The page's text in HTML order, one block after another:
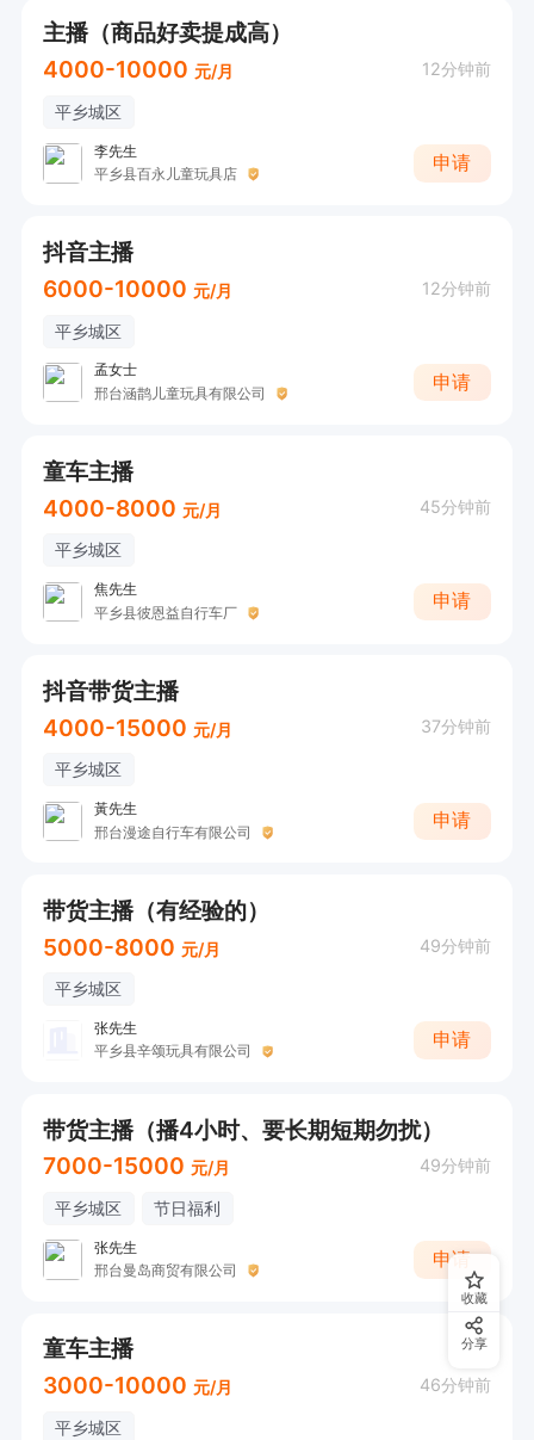
主播（商品好卖提成高）
4000-10000 元/月 12分钟前
平乡城区
李先生
平乡县百永儿童玩具店
申请
抖音主播
6000-10000 元/月 12分钟前
平乡城区
孟女士
邢台涵鹊儿童玩具有限公司
申请
童车主播
4000-8000 元/月 45分钟前
平乡城区
焦先生
平乡县彼恩益自行车厂
申请
抖音带货主播
4000-15000 元/月 37分钟前
平乡城区
黃先生
邢台漫途自行车有限公司
申请
带货主播（有经验的）
5000-8000 元/月 49分钟前
平乡城区
张先生
平乡县辛颂玩具有限公司
申请
带货主播（播4小时、要长期短期勿扰）
7000-15000 元/月 49分钟前
平乡城区 节日福利
张先生
邢台曼岛商贸有限公司
申请
童车主播
3000-10000 元/月 46分钟前
平乡城区
收藏
分享